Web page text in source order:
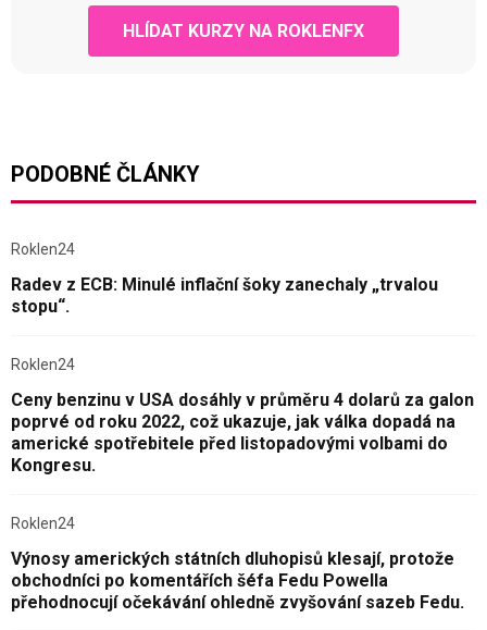
HLÍDAT KURZY NA ROKLENFX
PODOBNÉ ČLÁNKY
Roklen24
Radev z ECB: Minulé inflační šoky zanechaly „trvalou
stopu“.
Roklen24
Ceny benzinu v USA dosáhly v průměru 4 dolarů za galon
poprvé od roku 2022, což ukazuje, jak válka dopadá na
americké spotřebitele před listopadovými volbami do
Kongresu.
Roklen24
Výnosy amerických státních dluhopisů klesají, protože
obchodníci po komentářích šéfa Fedu Powella
přehodnocují očekávání ohledně zvyšování sazeb Fedu.